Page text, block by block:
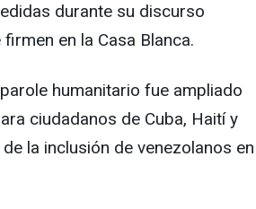
durante su discurso
en la Casa Blanca.
humanitario fue ampliado
ciudadanos de Cuba, Haití y
la inclusión de venezolanos en